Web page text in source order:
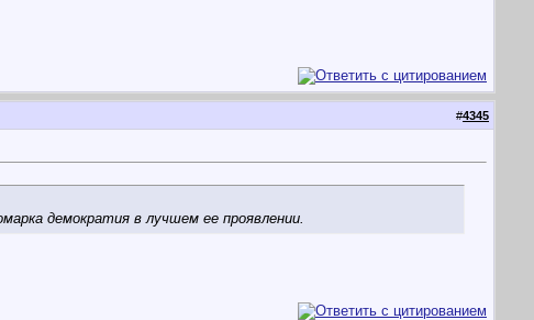
#4345
демократия в лучшем ее проявлении.